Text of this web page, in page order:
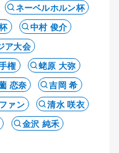
ネーベルホルン杯
中村 俊介
ア大会
権
蛯原 大弥
恋奈
吉岡 希
ァン
清水 咲衣
金沢 純禾